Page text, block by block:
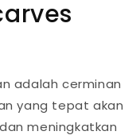
adalah cerminan
yang tepat akan
meningkatkan